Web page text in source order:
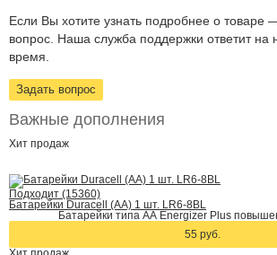
Если Вы хотите узнать подробнее о товаре
вопрос. Наша служба поддержки ответит на
время.
Задать вопрос
Важные дополнения
Хит продаж
Подходит (15360)
Батарейки Duracell (АА) 1 шт. LR6-8BL
Батарейки типа АА Energizer Plus
55 руб.